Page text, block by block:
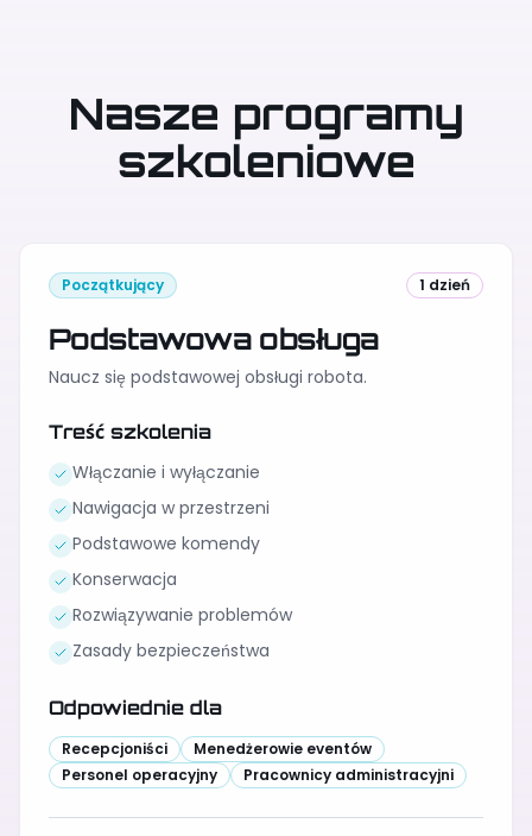
Nasze programy
szkoleniowe
Początkujący 1 dzień
Podstawowa obsługa
Naucz się podstawowej obsługi robota.
Treść szkolenia
Włączanie i wyłączanie
Nawigacja w przestrzeni
Podstawowe komendy
Konserwacja
Rozwiązywanie problemów
Zasady bezpieczeństwa
Odpowiednie dla
Recepcjoniści
Menedżerowie eventów
Personel operacyjny
Pracownicy administracyjni